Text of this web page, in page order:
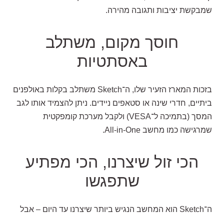
שמבקשת יציבות ותגובה מהירה.
חוסך מקום, משתלב
באסתטיות
בזכות המארז הזעיר שלו, ה־Sketch משתלב בקלות באולפנים
ביתיים, חדרי שינה או סטאפים ניידים. ניתן להצמיד אותו לגב
המסך (בתמיכה ל־VESA) ולקבל מערכת קומפקטית
שמרגישה כמו מחשב All-in-One.
הכי זול שיצרנו, הכי מפתיע
שתפגשו
ה־Sketch הוא המחשב הנגיש ביותר שיצרנו עד היום – אבל